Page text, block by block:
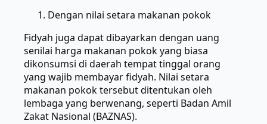
Dengan nilai setara makanan pokok
Fidyah juga dapat dibayarkan dengan uang
senilai harga makanan pokok yang biasa
dikonsumsi di daerah tempat tinggal orang
yang wajib membayar fidyah. Nilai setara
makanan pokok tersebut ditentukan oleh
lembaga yang berwenang, seperti Badan Amil
Zakat Nasional (BAZNAS).